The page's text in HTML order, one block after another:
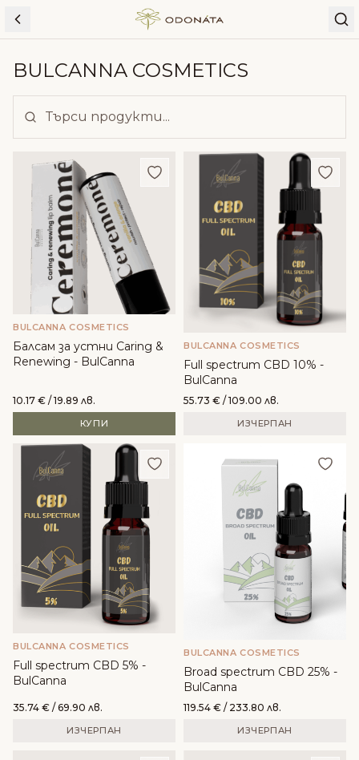
Skip to content
BULCANNA COSMETICS
Добави в любими
BULCANNA COSMETICS
Балсам за устни Caring &
Renewing - BulCanna
10.17 € / 19.89 лв.
КУПИ
BULCANNA COSMETICS
Full spectrum CBD 10% -
BulCanna
55.73 € / 109.00 лв.
ИЗЧЕРПАН
Добави в любими
BULCANNA COSMETICS
Full spectrum CBD 5% -
BulCanna
35.74 € / 69.90 лв.
ИЗЧЕРПАН
BULCANNA COSMETICS
Broad spectrum CBD 25% -
BulCanna
119.54 € / 233.80 лв.
ИЗЧЕРПАН